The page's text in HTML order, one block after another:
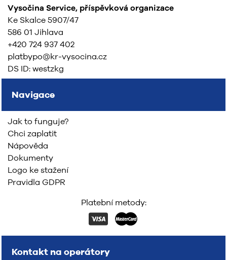
Vysočina Service, příspěvková organizace
Ke Skalce 5907/47
586 01 Jihlava
+420 724 937 402
platbypo@kr-vysocina.cz
DS ID: westzkg
Navigace
Jak to funguje?
Chci zaplatit
Nápověda
Dokumenty
Logo ke stažení
Pravidla GDPR
Platební metody:
Kontakt na operátory